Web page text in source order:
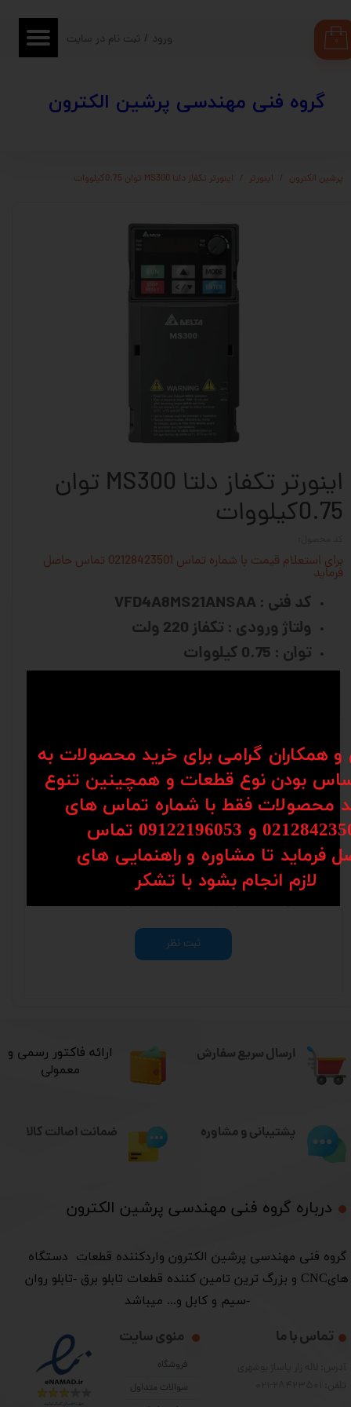
​​گروه فنی مهندسی پرشین الکترون
۰ ورود / ثبت نام در سایت
حساب کاربری من
سفارشات
پرشین الکترون اینورتر اینورتر تکفاز دلتا MS300 توان 0.75کیلووات
اینورتر تکفاز دلتا MS300 توان
0.75کیلووات
برای استعلام قیمت با شماره تماس 02128423501 تماس حاصل
فرماید
کد فنی : VFD4A8MS21ANSAA
ولتاژ ورودی : تکفاز 220 ولت
توان : 0.75 کیلووات
هنوز نظری ثبت نشده
اولین نفری باشید که نظر می‌دهید
ثبت نظر
ارسال سریع سفارش
درباره گروه فنی مهندسی پرشین الکترون​​​​​​​
​گروه فنی مهندسی پرشین الکترون واردکننده قطعات دستگاه
هایCNC و بزرگ ترین تامین کننده قطعات تابلو برق -تابلو روان
-سیم و کابل و... میباشد
منوی سایت
فروشگاه
سوالات متداول
تماس با ما
​ارائه فاکتور رسمی و
معمولی
پشتیبانی و مشاوره ضمانت اصالت کالا
همکاران گرامی برای خرید محصولات به
بودن نوع قطعات و همچینین تنوع
کد محصولات فقط با شماره تماس های
و 09122196053​​​​​​​ تماس
فرماید تا مشاوره و راهنمایی های
​​​​​​​لازم انجام بشود با تشکر​​​​​​​